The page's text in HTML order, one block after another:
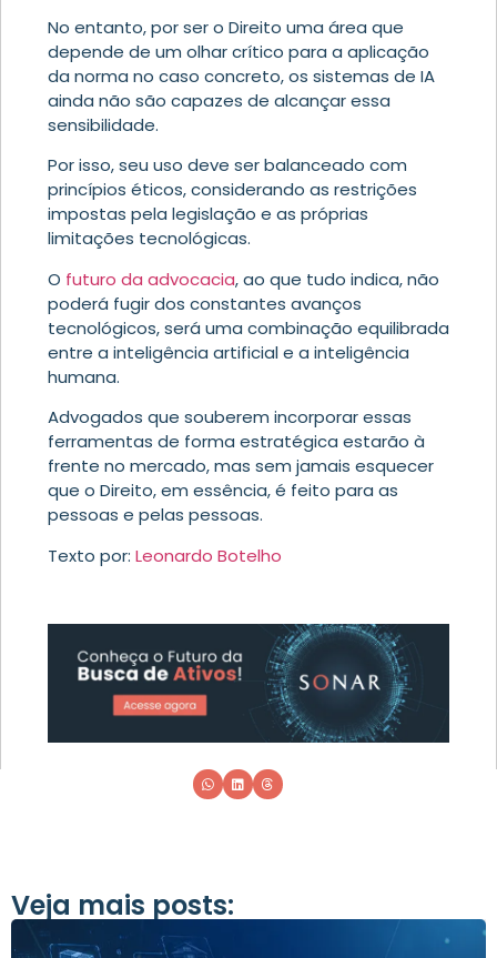
No entanto, por ser o Direito uma área que
depende de um olhar crítico para a aplicação
da norma no caso concreto, os sistemas de IA
ainda não são capazes de alcançar essa
sensibilidade.
Por isso, seu uso deve ser balanceado com
princípios éticos, considerando as restrições
impostas pela legislação e as próprias
limitações tecnológicas.
O futuro da advocacia, ao que tudo indica, não
poderá fugir dos constantes avanços
tecnológicos, será uma combinação equilibrada
entre a inteligência artificial e a inteligência
humana.
Advogados que souberem incorporar essas
ferramentas de forma estratégica estarão à
frente no mercado, mas sem jamais esquecer
que o Direito, em essência, é feito para as
pessoas e pelas pessoas.
Texto por: Leonardo Botelho
Veja mais posts: